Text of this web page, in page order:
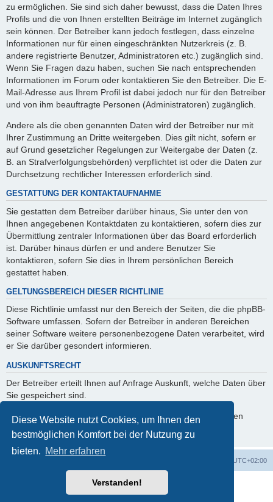
Diese Website nutzt Cookies, um Ihnen den
bestmöglichen Komfort bei der Nutzung zu
bieten. Mehr erfahren
Verstanden!
zu ermöglichen. Sie sind sich daher bewusst, dass die Daten Ihres
Profils und die von Ihnen erstellten Beiträge im Internet zugänglich
sein können. Der Betreiber kann jedoch festlegen, dass einzelne
Informationen nur für einen eingeschränkten Nutzerkreis (z. B.
andere registrierte Benutzer, Administratoren etc.) zugänglich sind.
Wenn Sie Fragen dazu haben, suchen Sie nach entsprechenden
Informationen im Forum oder kontaktieren Sie den Betreiber. Die E-
Mail-Adresse aus Ihrem Profil ist dabei jedoch nur für den Betreiber
und von ihm beauftragte Personen (Administratoren) zugänglich.
Andere als die oben genannten Daten wird der Betreiber nur mit
Ihrer Zustimmung an Dritte weitergeben. Dies gilt nicht, sofern er
auf Grund gesetzlicher Regelungen zur Weitergabe der Daten (z.
B. an Strafverfolgungsbehörden) verpflichtet ist oder die Daten zur
Durchsetzung rechtlicher Interessen erforderlich sind.
GESTATTUNG DER KONTAKTAUFNAHME
Sie gestatten dem Betreiber darüber hinaus, Sie unter den von
Ihnen angegebenen Kontaktdaten zu kontaktieren, sofern dies zur
Übermittlung zentraler Informationen über das Board erforderlich
ist. Darüber hinaus dürfen er und andere Benutzer Sie
kontaktieren, sofern Sie dies in Ihrem persönlichen Bereich
gestattet haben.
GELTUNGSBEREICH DIESER RICHTLINIE
Diese Richtlinie umfasst nur den Bereich der Seiten, die die phpBB-
Software umfassen. Sofern der Betreiber in anderen Bereichen
seiner Software weitere personenbezogene Daten verarbeitet, wird
er Sie darüber gesondert informieren.
AUSKUNFTSRECHT
Der Betreiber erteilt Ihnen auf Anfrage Auskunft, welche Daten über
Sie gespeichert sind.
Sie können jederzeit die Löschung bzw. Sperrung Ihrer Daten
verlangen. Kontaktieren Sie hierzu bitte den Betreiber.
UTC+02:00
Powered byphpBB® Forum Software © phpBB Limited
phpBB.de